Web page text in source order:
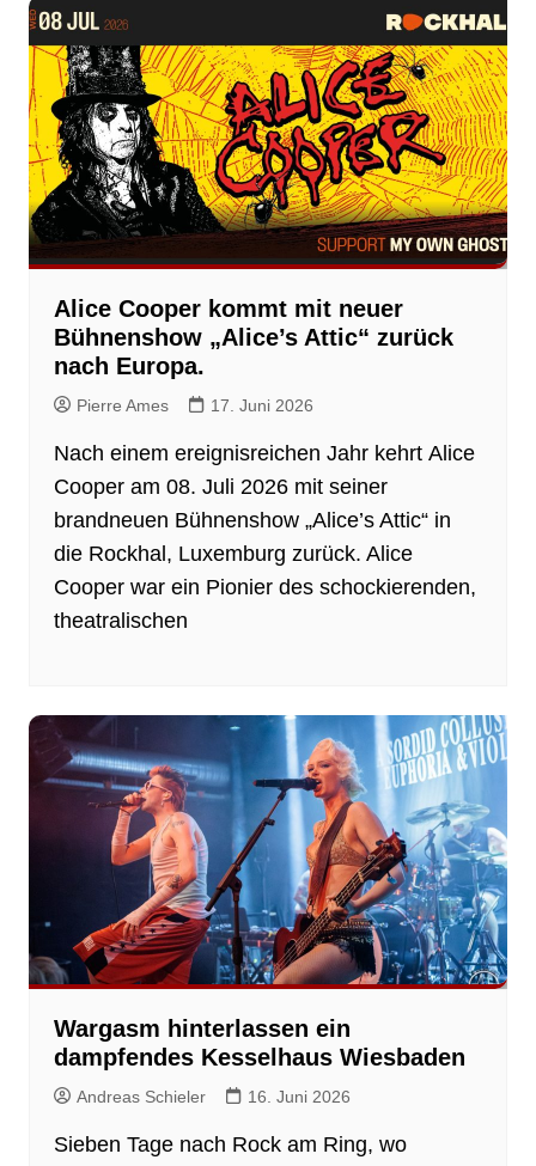
Alice Cooper kommt mit neuer
Bühnenshow „Alice’s Attic“ zurück
nach Europa.
Pierre Ames 17. Juni 2026
Nach einem ereignisreichen Jahr kehrt Alice
Cooper am 08. Juli 2026 mit seiner
brandneuen Bühnenshow „Alice’s Attic“ in
die Rockhal, Luxemburg zurück. Alice
Cooper war ein Pionier des schockierenden,
theatralischen
Wargasm hinterlassen ein
dampfendes Kesselhaus Wiesbaden
Andreas Schieler 16. Juni 2026
Sieben Tage nach Rock am Ring, wo